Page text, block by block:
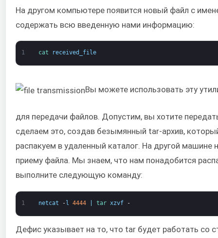
На другом компьютере появится новый файл с
содержать всю введенную нами информацию:
1 cat received_file
Вы можете использовать эту
для передачи файлов. Допустим, вы хотите
сделаем это, создав безымянный tar-архив,
распакуем в удаленный каталог. На другой машине
приему файла. Мы знаем, что нам понадобится
выполните следующую команду:
1 netcat -l 4444 tar xzvf -
Дефис указывает на то, что tar будет работать со